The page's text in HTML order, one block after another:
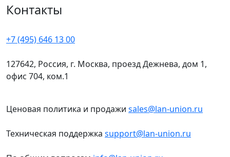
Контакты
+7 (495) 646 13 00
127642, Россия, г. Москва, проезд Дежнева, дом 1,
офис 704, ком.1
Ценовая политика и продажи sales@lan-union.ru
Техническая поддержка support@lan-union.ru